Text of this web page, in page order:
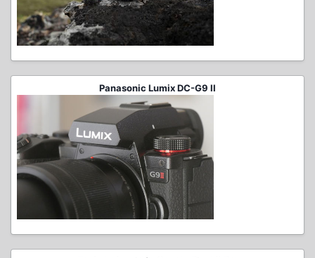
Panasonic Lumix DC-G9 II